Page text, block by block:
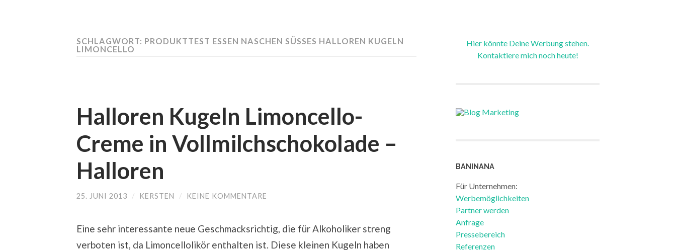
SCHLAGWORT: PRODUKTTEST ESSEN NASCHEN SÜSSES HALLOREN KUGELN L
IMONCELLO
Halloren Kugeln Limoncello-
Creme in Vollmilchschokolade –
Halloren
25. JUNI 2013 / KERSTEN / KEINE KOMMENTARE
Eine sehr interessante neue Geschmacksrichtig, die für Alkoholiker streng
verboten ist, da Limoncellolikör enthalten ist. Diese kleinen Kugeln haben
Hier könnte Deine Werbung stehen.
Kontaktiere mich noch heute!
BANINANA
Für Unternehmen:
Werbemöglichkeiten
Partner werden
Anfrage
Pressebereich
Referenzen